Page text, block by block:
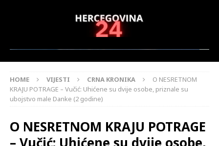
KRAJU POTRAGE – Vučić: Uhićene su dvije osobe, priznale su
ubojstvo male Danke (2 godine)